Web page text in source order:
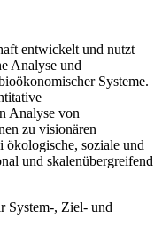
entwickelt und nutzt
Analyse und
Systeme.
Analyse von
zu visionären
ökologische, soziale und
und skalenübergreifend
System-, Ziel- und